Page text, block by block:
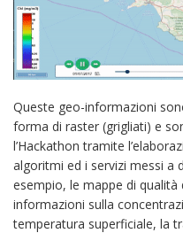
Queste geo-informazioni
forma di raster (grigliati) e
l’Hackathon tramite
algoritmi ed i servizi messi a
esempio, le mappe di
informazioni sulla
temperatura superficiale, la